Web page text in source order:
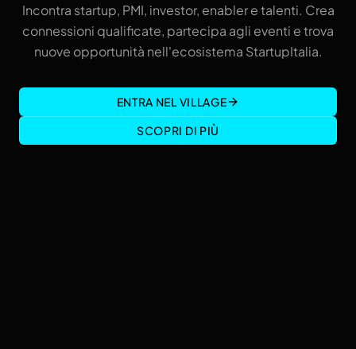
Incontra startup, PMI, investor, enabler e talenti. Crea
connessioni qualificate, partecipa agli eventi e trova
nuove opportunità nell'ecosistema StartupItalia.
ENTRA NEL VILLAGE
SCOPRI DI PIÙ